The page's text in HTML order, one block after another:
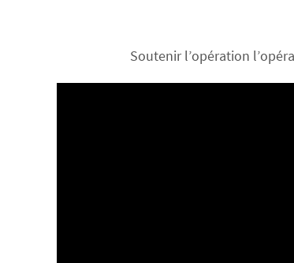
Soutenir l’opération